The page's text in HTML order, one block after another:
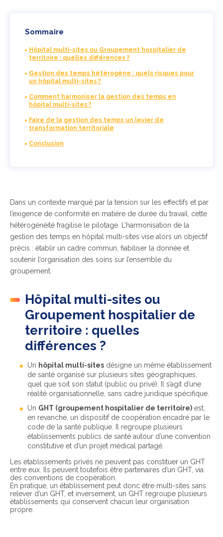
Sommaire
Hôpital multi-sites ou Groupement hospitalier de
territoire : quelles différences ?
Gestion des temps hétérogène : quels risques pour
un hôpital multi-sites ?
Comment harmoniser la gestion des temps en
hôpital multi-sites ?
Faire de la gestion des temps un levier de
transformation territoriale
Conclusion
Dans un contexte marqué par la tension sur les effectifs et par
l’exigence de conformité en matière de durée du travail, cette
hétérogénéité fragilise le pilotage. L’harmonisation de la
gestion des temps en hôpital multi-sites vise alors un objectif
précis : établir un cadre commun, fiabiliser la donnée et
soutenir l’organisation des soins sur l’ensemble du
groupement.
Hôpital multi-sites ou
Groupement hospitalier de
territoire : quelles
différences ?
Un hôpital multi-sites désigne un même établissement
de santé organisé sur plusieurs sites géographiques,
quel que soit son statut (public ou privé). Il s’agit d’une
réalité organisationnelle, sans cadre juridique spécifique.
Un GHT (groupement hospitalier de territoire) est,
en revanche, un dispositif de coopération encadré par le
code de la santé publique. Il regroupe plusieurs
établissements publics de santé autour d’une convention
constitutive et d’un projet médical partagé.
Les établissements privés ne peuvent pas constituer un GHT
entre eux. Ils peuvent toutefois être partenaires d’un GHT, via
des conventions de coopération.
En pratique, un établissement peut donc être multi-sites sans
relever d’un GHT, et inversement, un GHT regroupe plusieurs
établissements qui conservent chacun leur organisation
propre.